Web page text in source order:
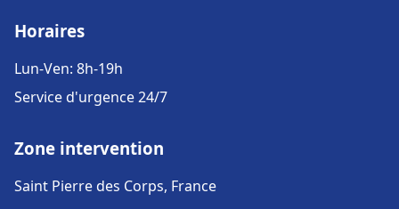
Horaires
Lun-Ven: 8h-19h
Service d'urgence 24/7
Zone intervention
Saint Pierre des Corps, France